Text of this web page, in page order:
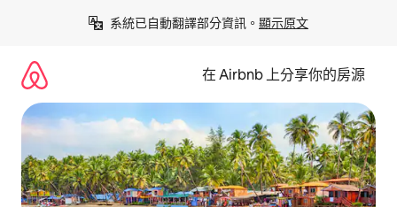
系統已自動翻譯部分資訊。 顯示原文
在 Airbnb 上分享你的房源